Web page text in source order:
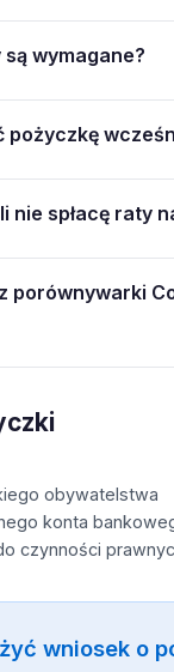
wymagane?
pożyczkę
nie spłacę raty
porównywarki
obywatelstwa
konta
czynności
wniosek o